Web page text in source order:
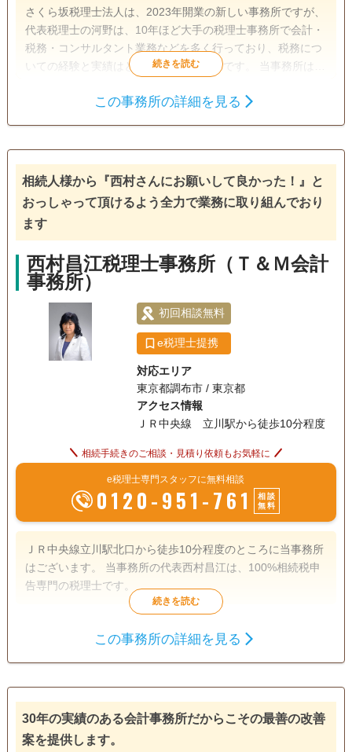
さくら坂税理士法人は、2023年開業の新しい事務所ですが、
代表税理士の河野は、10年ほど大手の税理士事務所で会計・
税務・コンサルタント業務などを多く行っており、税務につ
いての経験と実績はともに豊富な税理士です。 当事務所は、
ションにあります。 若手・女性スタッフもおり、和気あいあ
相続税申告を行っております。
電話相談可 訪問可 土日相談可 初回相談無料
18時以降相談可 オンライン面談可 事務所面談可
この事務所の詳細を見る
相続人様から『西村さんにお願いして良かった！』と
おっしゃって頂けるよう全力で業務に取り組んでおり
ます
西村昌江税理士事務所（Ｔ＆Ｍ会計
事務所）
初回相談無料
e税理士提携
対応エリア
東京都調布市 / 東京都
アクセス情報
ＪＲ中央線 立川駅から徒歩10分程度
相続手続きのご相談・見積り依頼もお気軽に
e税理士専門スタッフに無料相談
0120-951-761
相談
無料
ＪＲ中央線立川駅北口から徒歩10分程度のところに当事務所
はございます。 当事務所の代表西村昌江は、100%相続税申
告専門の税理士です。
訪問可 女性スタッフ対応可 土日相談可 初回相談無料
この事務所の詳細を見る
30年の実績のある会計事務所だからこその最善の改善
案を提供します。